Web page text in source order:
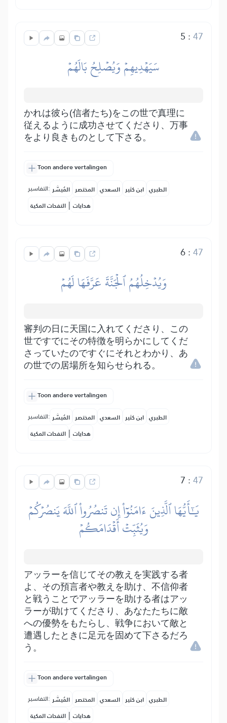
5 :47
سَيَهۡدِيهِمۡ وَيُصۡلِحُ بَالَهُمۡ
かれは彼ら(信者たち)をこの世で真理に
従えるように成功させてくださり、万事
をより良きものとして下さる。
Toon andere vertalingen
التفاسير: المُيسَّر المختصر السعدي ابن كثير الطبري
النفحات المكية | هدايات
6:47
وَيُدۡخِلُهُمُ ٱلۡجَنَّةَ عَرَّفَهَا لَهُمۡ
審判の日に天国に入れてくださり、この
世ですでにその特徴を明らかにしてくだ
さっていたのですぐにそれとわかり、あ
の世での居場所を知らせられる。
Toon andere vertalingen
التفاسير: المُيسَّر المختصر السعدي ابن كثير الطبري
النفحات المكية | هدايات
7 :47
يَٰٓأَيُّهَا ٱلَّذِينَ ءَامَنُوٓاْ إِن تَنصُرُواْ ٱللَّهَ يَنصُرۡكُمۡ
وَيُثَبِّتۡ أَقۡدَامَكُمۡ
アッラーを信じてその教えを実践する者
よ、その預言者や教えを助け、不信仰者
と戦うことでアッラーを助ける者はアッ
ラーが助けてくださり、あなたたちに敵
への優勢をもたらし、戦争において敵と
遭遇したときに足元を固めて下さるだろ
う。
Toon andere vertalingen
التفاسير: المُيسَّر المختصر السعدي ابن كثير الطبري
النفحات المكية | هدايات